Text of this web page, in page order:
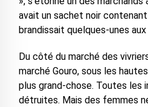
avait un sachet noir
brandissait quelques-unes
Du côté du marché des
marché Gouro, sous les
plus grand-chose. Toutes les
détruites. Mais des femmes